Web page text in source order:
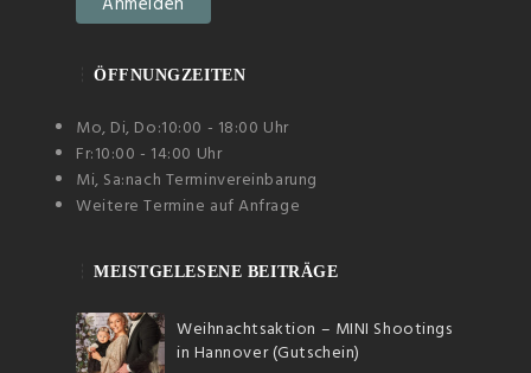
ÖFFNUNGZEITEN
Mo, Di, Do:10:00 - 18:00 Uhr
Fr:10:00 - 14:00 Uhr
Mi, Sa:nach Terminvereinbarung
Weitere Termine auf Anfrage
MEISTGELESENE BEITRÄGE
Weihnachtsaktion – MINI Shootings
in Hannover (Gutschein)